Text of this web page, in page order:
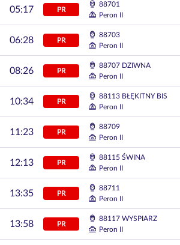
05:17 PR
88701
Peron II
06:28 PR
88703
Peron II
08:26 PR
88707 DZIWNA
Peron II
10:34 PR
88113 BŁĘKITNY BIS
Peron II
11:23 PR
88709
Peron II
12:13 PR
88115 ŚWINA
Peron II
13:35 PR
88711
Peron II
13:58 PR
88117 WYSPIARZ
Peron II